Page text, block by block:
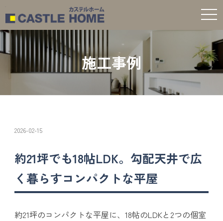
t
o
e
n
a
v
a
施工事例
2026-02-15
約21坪でも18帖LDK。勾配天井で広
く暮らすコンパクトな平屋
約21坪のコンパクトな平屋に、18帖のLDKと2つの個室